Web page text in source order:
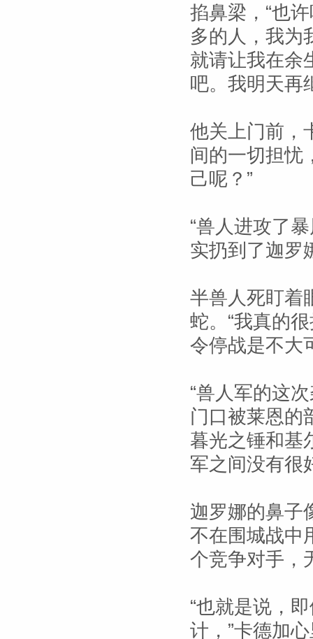
掐鼻梁，“也
多的人，我为
就请让我在余
吧。我明天再
他关上门前，
间的一切担忧
己呢？”
“兽人进攻了
实扔到了迦罗
半兽人死盯着
蛇。“我真的
令停战是不大
“兽人军的这
门口被莱恩的
暮光之锤和基
军之间没有很
迦罗娜的鼻子
不在围城战中
个竞争对手，
“也就是说，
计，”卡德加